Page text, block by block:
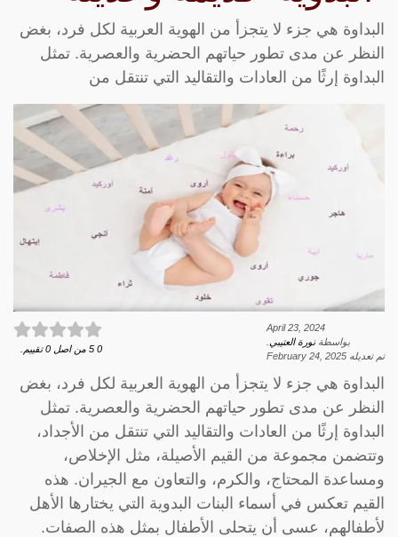
البداوة هي جزء لا يتجزأ من الهوية العربية لكل فرد، بغض
النظر عن مدى تطور حياتهم الحضرية والعصرية. تمثل
البداوة إرثًا من العادات والتقاليد التي تنتقل من
April 23, 2024
بواسطةنورة العتيبي
تم تعديله February 24, 2025
0
5 من اصل 0 تقييم.
البداوة هي جزء لا يتجزأ من الهوية العربية لكل فرد، بغض
النظر عن مدى تطور حياتهم الحضرية والعصرية. تمثل
البداوة إرثًا من العادات والتقاليد التي تنتقل من الأجداد،
وتتضمن مجموعة من القيم الأصيلة، مثل الإخلاص،
ومساعدة المحتاج، والكرم، والتعاون مع الجيران. هذه
القيم تعكس في أسماء البنات البدوية التي يختارها الأهل
لأطفالهم، عسى أن يتحلى الأطفال بمثل هذه الصفات.